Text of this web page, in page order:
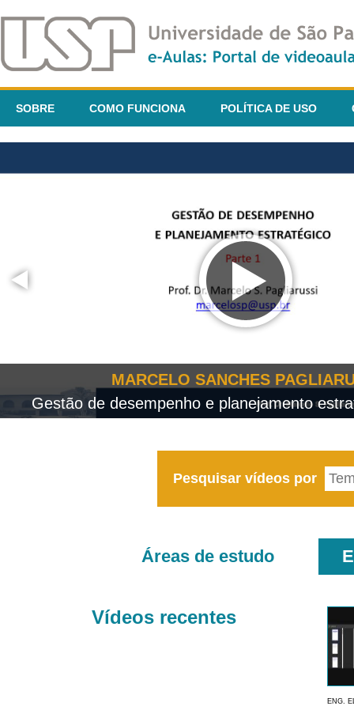
SOBRE COMO FUNCIONA POLÍTICA DE USO
MARCELO SANCHES
Gestão de desempenho e planejamento
Pesquisar vídeos por
Áreas de estudo
Vídeos recentes
ENG.